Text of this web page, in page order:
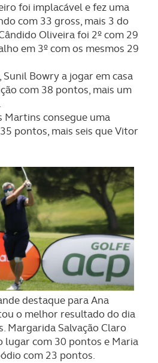
foi implacável e fez uma
com 33 gross, mais 3 do
Oliveira foi 2º com 29
em 3º com os mesmos 29
Bowry a jogar em casa
com 38 pontos, mais um
Martins consegue uma
pontos, mais seis que Vitor
destaque para Ana
o melhor resultado do dia
Margarida Salvação Claro
lugar com 30 pontos e Maria
com 23 pontos.